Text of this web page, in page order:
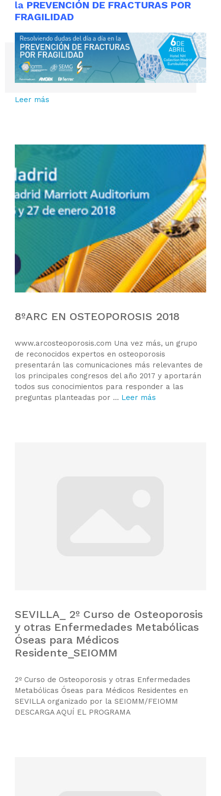
la PREVENCIÓN DE FRACTURAS POR
FRAGILIDAD
Leer más
8ºARC EN OSTEOPOROSIS 2018
www.arcosteoporosis.com Una vez más, un grupo
de reconocidos expertos en osteoporosis
presentarán las comunicaciones más relevantes de
los principales congresos del año 2017 y aportarán
todos sus conocimientos para responder a las
preguntas planteadas por … Leer más
SEVILLA_ 2º Curso de Osteoporosis
y otras Enfermedades Metabólicas
Óseas para Médicos
Residente_SEIOMM
2º Curso de Osteoporosis y otras Enfermedades
Metabólicas Óseas para Médicos Residentes en
SEVILLA organizado por la SEIOMM/FEIOMM
DESCARGA AQUÍ EL PROGRAMA